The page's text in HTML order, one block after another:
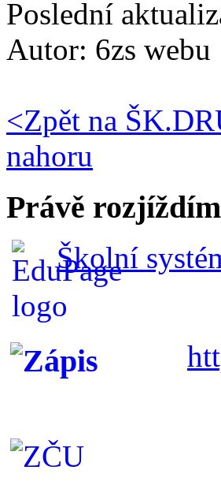
Poslední
Autor: 6zs webu
<Zpět na
nahoru
Právě
Školní